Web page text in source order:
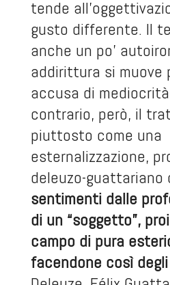
tende
gusto differente. Il
anche un po’
addirittura si muove
accusa di
contrario, però, il
piuttosto come una
esternalizzazione,
deleuzo-guattariano
sentimenti dalle
di un “soggetto”,
campo di pura
facendone così degli